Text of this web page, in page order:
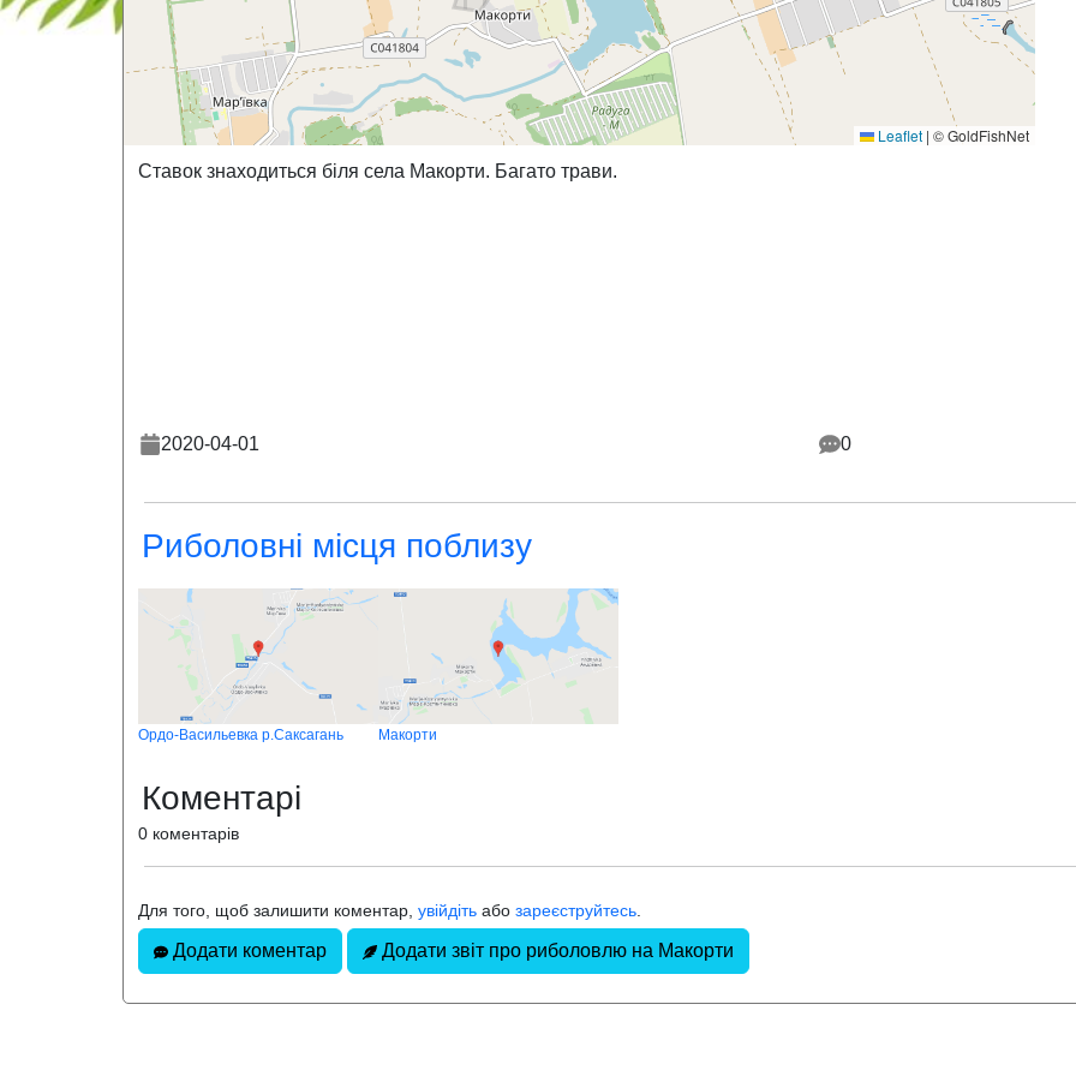
Leaflet | © GoldFishNet
Ставок знаходиться біля села Макорти. Багато трави.
2020-04-01 0
Риболовні місця поблизу
Ордо-Васильевка р.Саксагань Макорти
Коментарі
0 коментарів
Для того, щоб залишити коментар, увійдіть або зареєструйтесь
Додати коментар Додати звіт про риболовлю на Макорти